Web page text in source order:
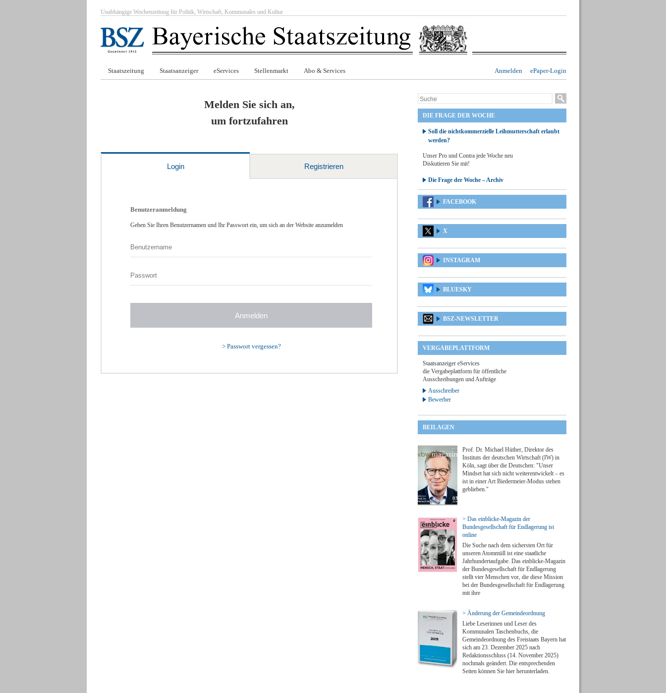
Unabhängige Wochenzeitung für Politik, Wirtschaft, Kommunales und Kultur
ePaper-Login
Anmelden
Staatszeitung Staatsanzeiger eServices Stellenmarkt Abo & Services
Melden Sie sich an,
um fortzufahren
Login Registrieren
Benutzeranmeldung
Geben Sie Ihren Benutzernamen und Ihr Passwort ein, um sich an der Website anzumelden
> Passwort vergessen?
DIE FRAGE DER WOCHE
Soll die nichtkommerzielle Leihmutterschaft erlaubt
werden?
Unser Pro und Contra jede Woche neu
Diskutieren Sie mit!
Die Frage der Woche – Archiv
FACEBOOK
X
INSTAGRAM
BLUESKY
BSZ-NEWSLETTER
VERGABEPLATTFORM
Staatsanzeiger eServices
die Vergabeplattform für öffentliche
Ausschreibungen und Aufträge
Ausschreiber
Bewerber
BEILAGEN
Prof. Dr. Michael Hüther, Direktor des
Instituts der deutschen Wirtschaft (IW) in
Köln, sagt über die Deutschen: "Unser
Mindset hat sich nicht weiterentwickelt – es
ist in einer Art Biedermeier-Modus stehen
geblieben."
> Das einblicke-Magazin der
Bundesgesellschaft für Endlagerung ist
online
Die Suche nach dem sichersten Ort für
unseren Atommüll ist eine staatliche
Jahrhundertaufgabe. Das einblicke-Magazin
der Bundesgesellschaft für Endlagerung
stellt vier Menschen vor, die diese Mission
bei der Bundesgesellschaft für Endlagerung
mit ihre
> Änderung der Gemeindeordnung
Liebe Leserinnen und Leser des
Kommunalen Taschenbuchs, die
Gemeindeordnung des Freistaats Bayern hat
sich am 23. Dezember 2025 nach
Redaktionsschluss (14. November 2025)
nochmals geändert. Die entsprechenden
Seiten können Sie hier herunterladen.